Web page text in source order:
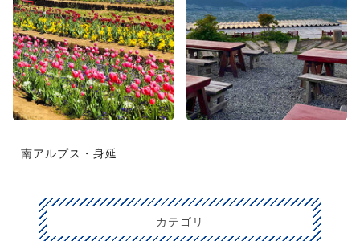
南アルプス・身延
カテゴリ